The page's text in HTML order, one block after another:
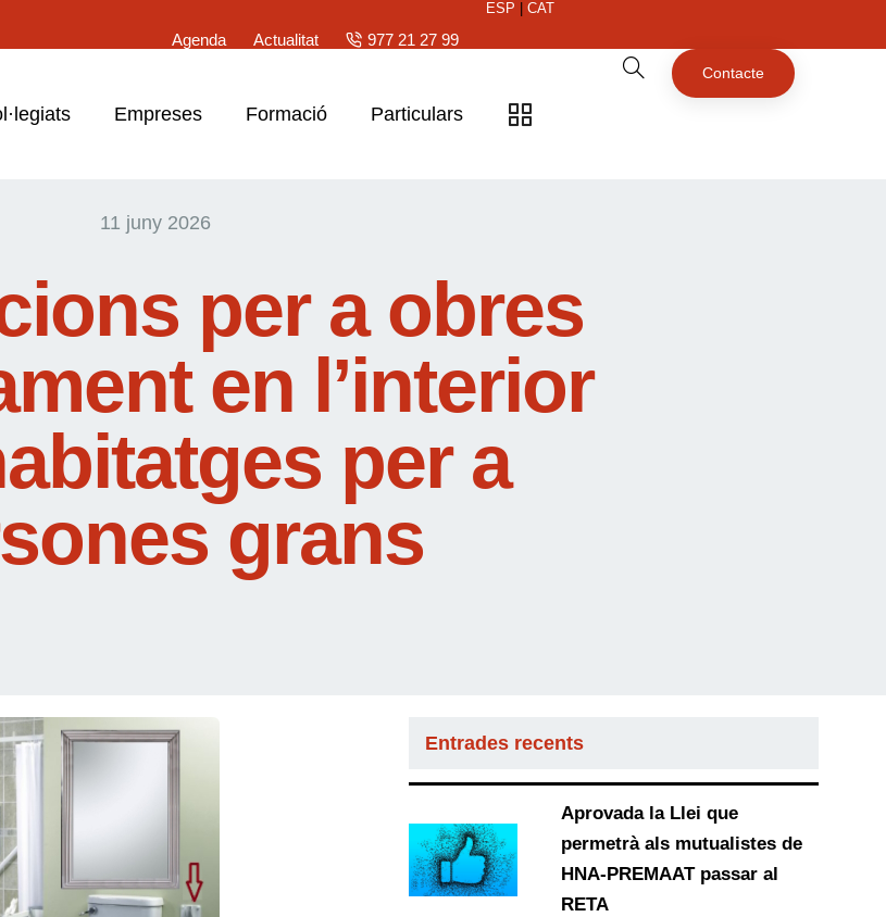
Agenda
Actualitat 977 21 27 99
ESP CAT
Empreses Formació Particulars
Contacte
11 juny 2026
per a obres
en l’interior
per a
grans
Entrades recents
Aprovada la Llei que
permetrà als mutualistes de
HNA-PREMAAT passar al
RETA